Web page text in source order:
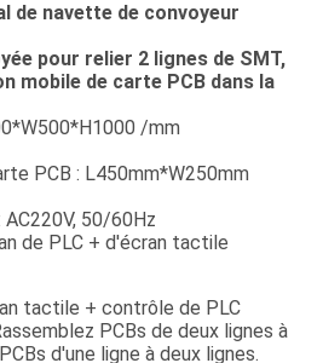
de navette de convoyeur
pour relier 2 lignes de SMT,
mobile de carte PCB dans la
/mm
PCB : L450mm*W250mm
50/60Hz
de PLC + d'écran tactile
tactile + contrôle de PLC
PCBs de deux lignes à
d'une ligne à deux lignes.